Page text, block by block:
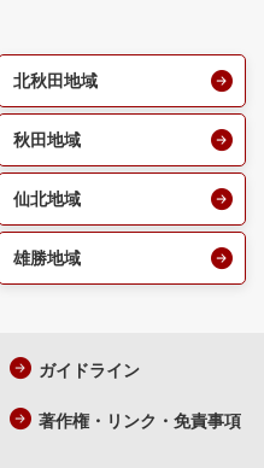
北秋田地域
秋田地域
仙北地域
雄勝地域
ガイドライン
著作権・リンク・免責事項